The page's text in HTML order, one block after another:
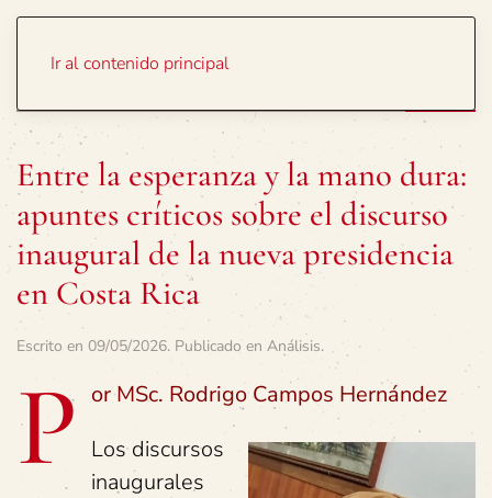
Ir al contenido principal
Entre la esperanza y la mano dura:
apuntes críticos sobre el discurso
inaugural de la nueva presidencia
en Costa Rica
Escrito en 09/05/2026. Publicado en Análisis.
P or MSc. Rodrigo Campos Hernández
Los discursos
inaugurales